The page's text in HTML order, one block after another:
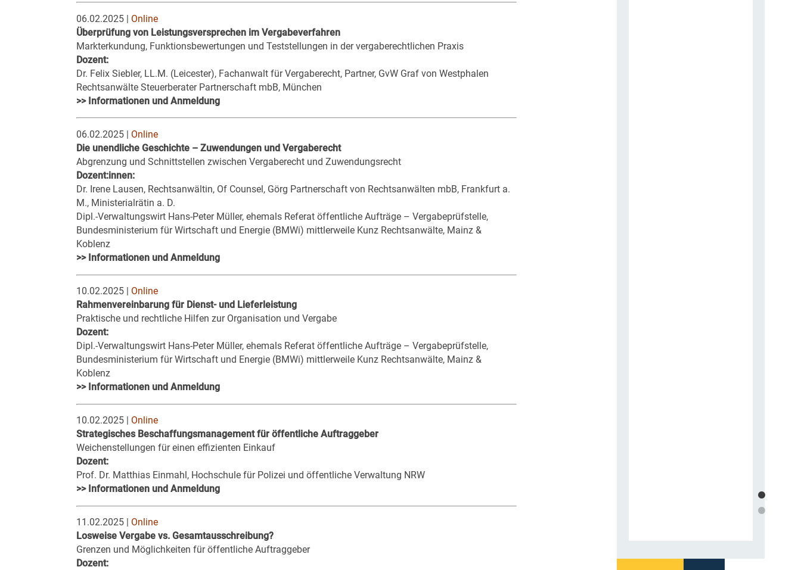
06.02.2025 | Online
Überprüfung von Leistungsversprechen im Vergabeverfahren
Markterkundung, Funktionsbewertungen und Teststellungen in der vergaberechtlichen Praxis
Dozent:
Dr. Felix Siebler, LL.M. (Leicester), Fachanwalt für Vergaberecht, Partner, GvW Graf von Westphalen
Rechtsanwälte Steuerberater Partnerschaft mbB, München
>> Informationen und Anmeldung
06.02.2025 | Online
Die unendliche Geschichte – Zuwendungen und Vergaberecht
Abgrenzung und Schnittstellen zwischen Vergaberecht und Zuwendungsrecht
Dozent:innen:
Dr. Irene Lausen, Rechtsanwältin, Of Counsel, Görg Partnerschaft von Rechtsanwälten mbB, Frankfurt a.
M., Ministerialrätin a. D.
Dipl.-Verwaltungswirt Hans-Peter Müller, ehemals Referat öffentliche Aufträge – Vergabeprüfstelle,
Bundesministerium für Wirtschaft und Energie (BMWi) mittlerweile Kunz Rechtsanwälte, Mainz &
Koblenz
>> Informationen und Anmeldung
10.02.2025 | Online
Rahmenvereinbarung für Dienst- und Lieferleistung
Praktische und rechtliche Hilfen zur Organisation und Vergabe
Dozent:
Dipl.-Verwaltungswirt Hans-Peter Müller, ehemals Referat öffentliche Aufträge – Vergabeprüfstelle,
Bundesministerium für Wirtschaft und Energie (BMWi) mittlerweile Kunz Rechtsanwälte, Mainz &
Koblenz
>> Informationen und Anmeldung
10.02.2025 | Online
Strategisches Beschaffungsmanagement für öffentliche Auftraggeber
Weichenstellungen für einen effizienten Einkauf
Dozent:
Prof. Dr. Matthias Einmahl, Hochschule für Polizei und öffentliche Verwaltung NRW
>> Informationen und Anmeldung
11.02.2025 | Online
Losweise Vergabe vs. Gesamtausschreibung?
Grenzen und Möglichkeiten für öffentliche Auftraggeber
Dozent: